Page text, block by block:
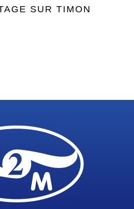
SUR TIMON